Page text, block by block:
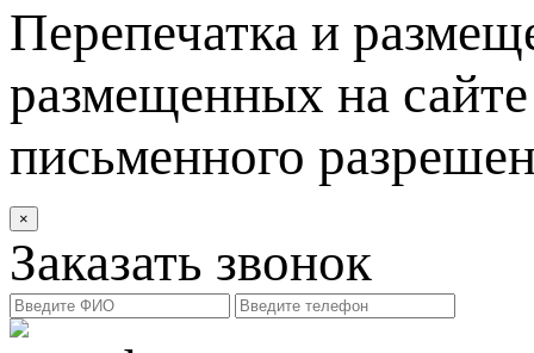
Перепечатка и
размещенных на
письменного
×
Заказать звонок